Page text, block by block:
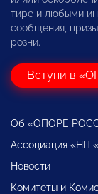
тире и любыми
сообщения,
розни.
Вступи в
Об «ОПОРЕ
Ассоциация «НП
Новости
Комитеты и